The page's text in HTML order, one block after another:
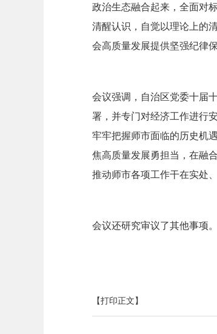
政治生态融合起来，全面对
清醒认识，自觉以理论上的
会高质量发展提供坚强纪律保
会议强调，自治区党委十届
署，并专门对经济工作进行
牢牢把握师市面临的历史机
焦高质量发展勇担当，在融
推动师市各项工作干在实处
会议还研究审议了其他事项。
【打印正文】